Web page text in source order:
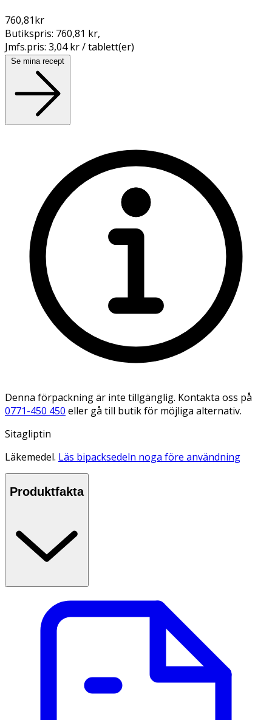
760,81kr
Butikspris: 760,81 kr,
Jmfs.pris: 3,04 kr / tablett(er)
Se mina recept
Denna förpackning är inte tillgänglig. Kontakta oss på
0771-450 450 eller gå till butik för möjliga alternativ.
Sitagliptin
Läkemedel. Läs bipacksedeln noga före användning
Produktfakta